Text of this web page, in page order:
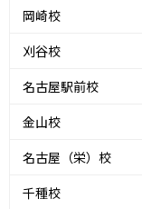
岡崎校
刈谷校
名古屋駅前校
金山校
名古屋（栄）校
千種校